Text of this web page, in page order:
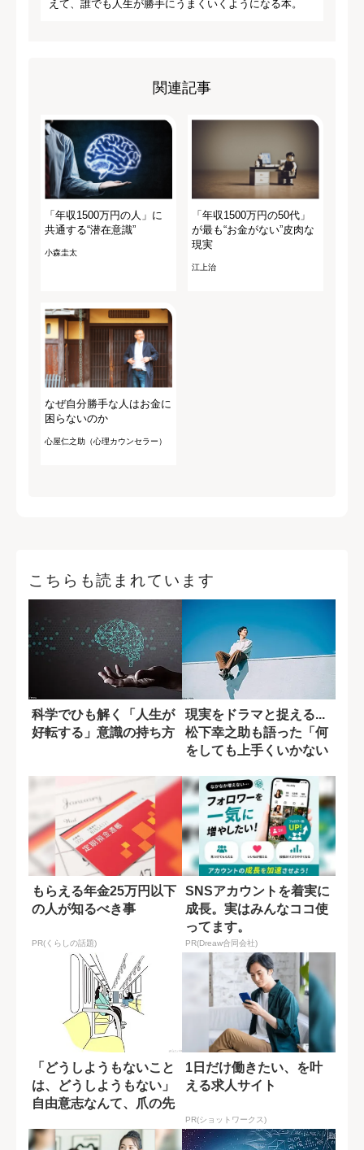
えて、誰でも人生が勝手にうまくいくようになる本。
関連記事
「年収1500万円の人」に
共通する“潜在意識”
小森圭太
「年収1500万円の50代」
が最も“お金がない”皮肉な
現実
江上治
なぜ自分勝手な人はお金に
困らないのか
心屋仁之助（心理カウンセラー）
こちらも読まれています
科学でひも解く「人生が
好転する」意識の持ち方
現実をドラマと捉える...
松下幸之助も語った「何
をしても上手くいかない
もらえる年金25万円以下
の人が知るべき事
PR(くらしの話題)
SNSアカウントを着実に
成長。実はみんなココ使
ってます。
PR(Dreaw合同会社)
「どうしようもないこと
は、どうしようもない」
自由意志なんて、爪の先
1日だけ働きたい、を叶
える求人サイト
PR(ショットワークス)